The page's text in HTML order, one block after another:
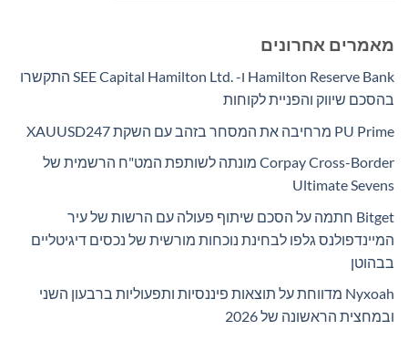
מאמרים אחרונים
Hamilton Reserve Bank ו- SEE Capital Hamilton Ltd.‎ התקשרו
בהסכם שיווק והפניית לקוחות
PU Prime מרחיבה את המסחר בזהב עם השקת XAUUSD247
Corpay Cross-Border מונתה לשותפת המט"ח הרשמית של
Ultimate Sevens
Bitget חתמה על הסכם שיתוף פעולה עם הרשות של עיר
המיינדפולנס גלפו לבחינת נוכחות מורשית של נכסים דיגיטליים
בבהוטן
Nyxoah מדווחת על תוצאות פיננסיות ותפעוליות ברבעון השני
ובמחצית הראשונה של 2026